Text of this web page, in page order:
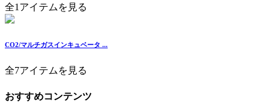
全1アイテムを見る
CO2/マルチガスインキュベータ ...
全7アイテムを見る
おすすめコンテンツ